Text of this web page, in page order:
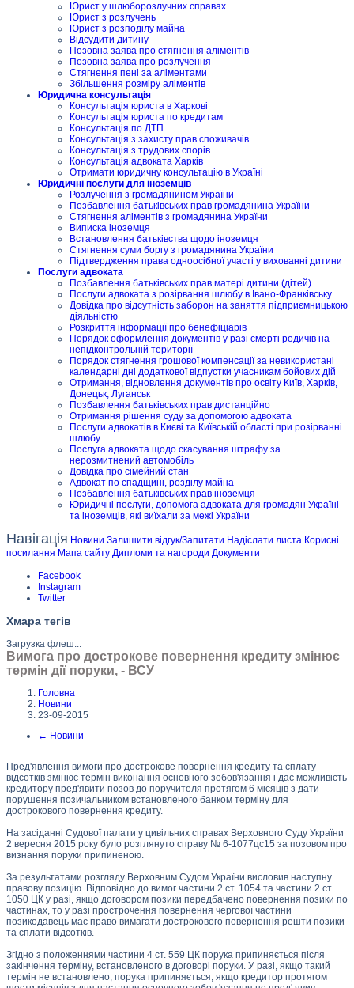
Юрист у шлюборозлучних справах
Юрист з розлучень
Юрист з розподілу майна
Відсудити дитину
Позовна заява про стягнення аліментів
Позовна заява про розлучення
Стягнення пені за аліментами
Збільшення розміру аліментів
Юридична консультація
Консультація юриста в Харкові
Консультація юриста по кредитам
Консультація по ДТП
Консультація з захисту прав споживачів
Консультація з трудових спорів
Консультація адвоката Харків
Отримати юридичну консультацію в Україні
Юридичні послуги для іноземців
Розлучення з громадянином України
Позбавлення батьківських прав громадянина України
Стягнення аліментів з громадянина України
Виписка іноземця
Встановлення батьківства щодо іноземця
Стягнення суми боргу з громадянина України
Підтвердження права одноосібної участі у вихованні дитини
Послуги адвоката
Позбавлення батьківських прав матері дитини (дітей)
Послуги адвоката з розірвання шлюбу в Івано-Франківську
Довідка про відсутність заборон на заняття підприємницькою
діяльністю
Розкриття інформації про бенефіціарів
Порядок оформлення документів у разі смерті родичів на
непідконтрольній території
Порядок стягнення грошової компенсації за невикористані
календарні дні додаткової відпустки учасникам бойових дій
Отримання, відновлення документів про освіту Київ, Харків,
Донецьк, Луганськ
Позбавлення батьківських прав дистанційно
Отримання рішення суду за допомогою адвоката
Послуги адвокатів в Києві та Київській області при розірванні
шлюбу
Послуга адвоката щодо скасування штрафу за
нерозмитнений автомобіль
Довідка про сімейний стан
Адвокат по спадщині, розділу майна
Позбавлення батьківських прав іноземця
Юридичні послуги, допомога адвоката для громадян Україні
та іноземців, які виїхали за межі України
Навігація Новини Залишити відгук/Запитати Надіслати листа Корисні
посилання Мапа сайту Дипломи та нагороди Документи
Facebook
Instagram
Twitter
Хмара тегів
Загрузка флеш...
Вимога про дострокове повернення кредиту змінює
термін дії поруки, - ВСУ
Головна
Новини
23-09-2015
← Новини
Пред'явлення вимоги про дострокове повернення кредиту та сплату
відсотків змінює термін виконання основного зобов'язання і дає можливість
кредитору пред'явити позов до поручителя протягом 6 місяців з дати
порушення позичальником встановленого банком терміну для
дострокового повернення кредиту.
На засіданні Судової палати у цивільних справах Верховного Суду України
2 вересня 2015 року було розглянуто справу № 6-1077цс15 за позовом про
визнання поруки припиненою.
За результатами розгляду Верховним Судом України висловив наступну
правову позицію. Відповідно до вимог частини 2 ст. 1054 та частини 2 ст.
1050 ЦК у разі, якщо договором позики передбачено повернення позики по
частинах, то у разі прострочення повернення чергової частини
позикодавець має право вимагати дострокового повернення решти позики
та сплати відсотків.
Згідно з положеннями частини 4 ст. 559 ЦК порука припиняється після
закінчення терміну, встановленого в договорі поруки. У разі, якщо такий
термін не встановлено, порука припиняється, якщо кредитор протягом